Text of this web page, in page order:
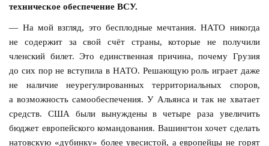
техническое обеспечение ВСУ.
— На мой взгляд, это бесплодные мечтания. НАТО никогда
не содержит за свой счёт страны, которые не получили
членский билет. Это единственная причина, почему Грузия
до сих пор не вступила в НАТО. Решающую роль играет даже
не наличие неурегулированных территориальных споров,
а возможность самообеспечения. У Альянса и так не хватает
средств. США были вынуждены в четыре раза увеличить
бюджет европейского командования. Вашингтон хочет сделать
натовскую «дубинку» более увесистой, а европейцы не горят